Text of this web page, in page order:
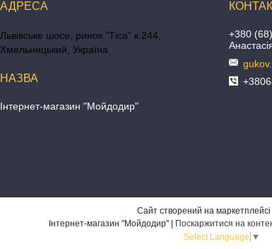
Львівське шосе, ринок "Тіса" к.244,
Хмельницький, Україна
Інтернет-магазин "Мойдодир"
+380
Сайт створений на маркетплейсі
Поскаржитися на
Select Language ▼